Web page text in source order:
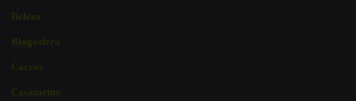
Beleza
Blogosfera
Carros
Casamento